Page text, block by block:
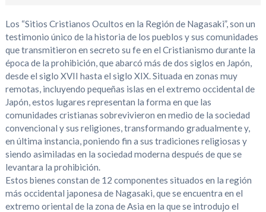
Los “Sitios Cristianos Ocultos en la Región de Nagasaki”, son un
testimonio único de la historia de los pueblos y sus comunidades
que transmitieron en secreto su fe en el Cristianismo durante la
época de la prohibición, que abarcó más de dos siglos en Japón,
desde el siglo XVII hasta el siglo XIX. Situada en zonas muy
remotas, incluyendo pequeñas islas en el extremo occidental de
Japón, estos lugares representan la forma en que las
comunidades cristianas sobrevivieron en medio de la sociedad
convencional y sus religiones, transformando gradualmente y,
en última instancia, poniendo fin a sus tradiciones religiosas y
siendo asimiladas en la sociedad moderna después de que se
levantara la prohibición.
Estos bienes constan de 12 componentes situados en la región
más occidental japonesa de Nagasaki, que se encuentra en el
extremo oriental de la zona de Asia en la que se introdujo el